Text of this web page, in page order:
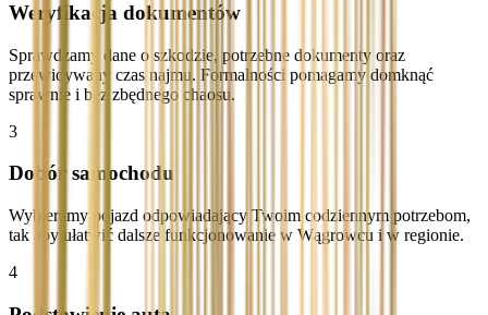
Weryfikacja dokumentów
Sprawdzamy dane o szkodzie, potrzebne dokumenty oraz
przewidywany czas najmu. Formalności pomagamy domknąć
sprawnie i bez zbędnego chaosu.
3
Dobór samochodu
Wybieramy pojazd odpowiadający Twoim codziennym potrzebom,
tak aby ułatwić dalsze funkcjonowanie w Wągrowcu i w regionie.
4